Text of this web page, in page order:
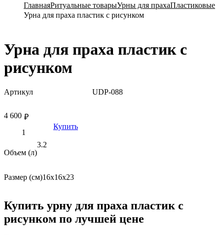
ГлавнаяРитуальные товарыУрны для прахаПластиковые
Урна для праха пластик с рисунком
Урна для праха пластик с
рисунком
Артикул UDP-088
₽
4 600
Купить
Объем (л)
3.2
Размер (см)16х16х23
Купить урну для праха пластик с
рисунком по лучшей цене